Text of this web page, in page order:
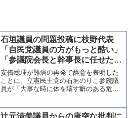
石垣議員の問題投稿に枝野代表
「自民党議員の方がもっと酷い」
「参議院会長と幹事長に任せた」
記者の質問から逃げる
安倍総理が難病の再発で辞意を表明した
ことに、立憲民主党の石垣のりこ参院議
員が「大事な時に体を壊す癖のある危機
日の定例会見で「自民党にも同じことを